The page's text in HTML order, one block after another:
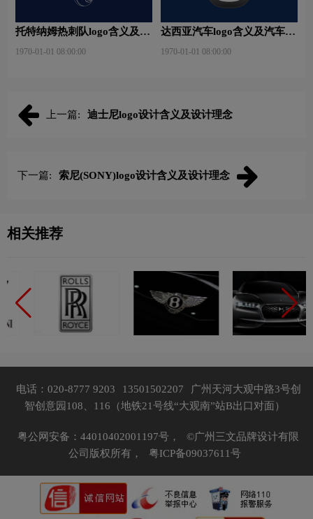
托特纳姆热刺队logo含义及运
1970-01-01 08:00:00
达西亚汽车logo含义及汽车品
1970-01-01 08:00:00
上一篇: 迪士尼logo设计含义及设计理念
下一篇: 索尼(SONY)logo设计含义及设计理念
相关推荐
电话：020-8777 9203 13501502207
广州天河大观中路3号创
智创意园108、116（地铁21号线“大观南”站B出口对面）
粤公网安备：44010402001197号，
©广州三文品牌设计有限
公司版权所有，
粤ICP备09037611号